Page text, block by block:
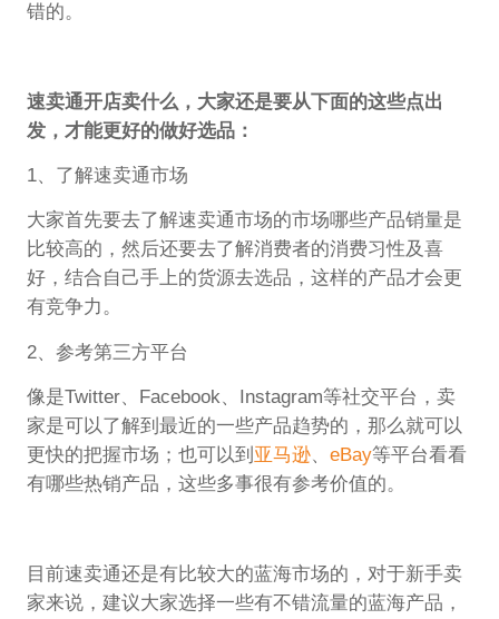
错的。
速卖通开店卖什么，大家还是要从下面的这些点出
发，才能更好的做好选品：
1、了解速卖通市场
大家首先要去了解速卖通市场的市场哪些产品销量是
比较高的，然后还要去了解消费者的消费习性及喜
好，结合自己手上的货源去选品，这样的产品才会更
有竞争力。
2、参考第三方平台
像是Twitter、Facebook、Instagram等社交平台，卖
家是可以了解到最近的一些产品趋势的，那么就可以
更快的把握市场；也可以到 亚马逊、 eBay等平台看看
有哪些热销产品，这些多事很有参考价值的。
目前速卖通还是有比较大的蓝海市场的，对于新手卖
家来说，建议大家选择一些有不错流量的蓝海产品，